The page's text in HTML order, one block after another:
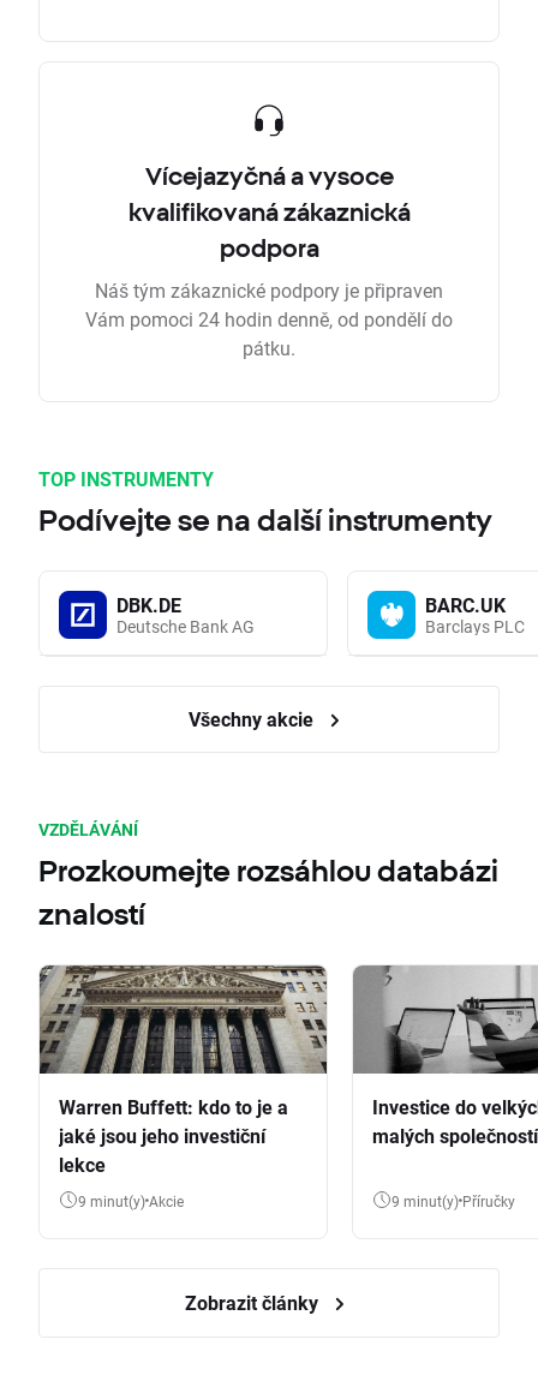
Vícejazyčná a vysoce
kvalifikovaná zákaznická
podpora
Náš tým zákaznické podpory je připraven
Vám pomoci 24 hodin denně, od pondělí do
pátku.
TOP INSTRUMENTY
Podívejte se na další instrumenty
DBK.DE
Deutsche Bank AG
BARC.UK
Barclays PLC
Všechny akcie
VZDĚLÁVÁNÍ
Prozkoumejte rozsáhlou databázi
znalostí
Warren Buffett: kdo to je a
jaké jsou jeho investiční
lekce
9 minut(y) Akcie
Investice do
malých společností
9 minut(y) Příručky
Zobrazit články